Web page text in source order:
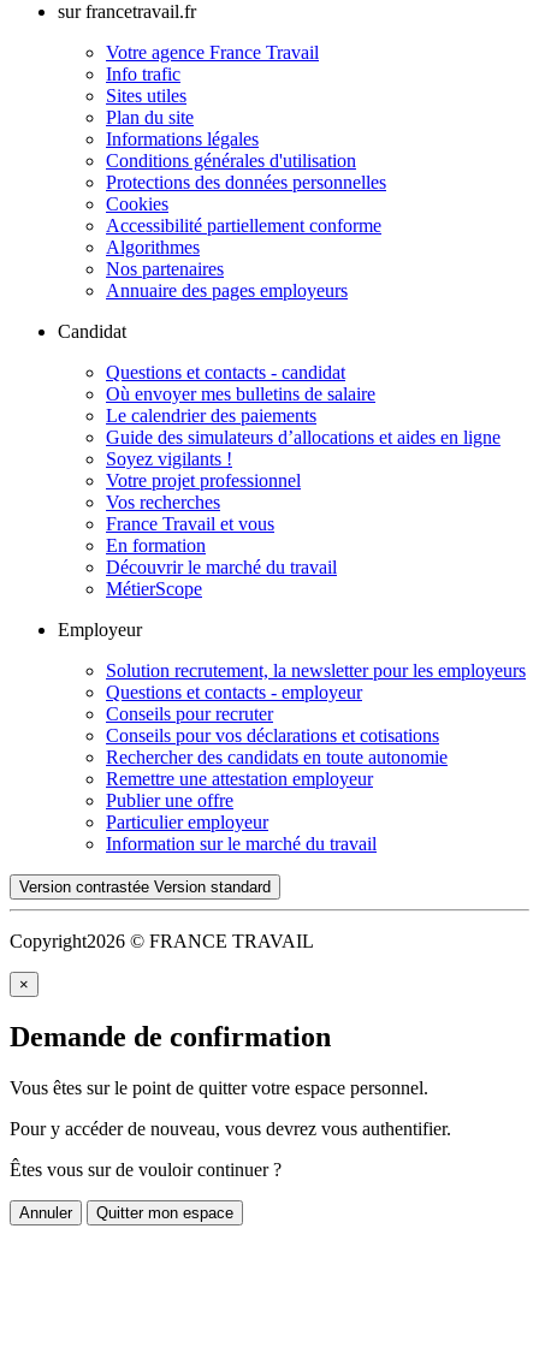
sur francetravail.fr
Votre agence France Travail
Info trafic
Sites utiles
Plan du site
Informations légales
Conditions générales d'utilisation
Protections des données personnelles
Cookies
Accessibilité partiellement conforme
Algorithmes
Nos partenaires
Annuaire des pages employeurs
Candidat
Questions et contacts - candidat
Où envoyer mes bulletins de salaire
Le calendrier des paiements
Guide des simulateurs d’allocations et aides en ligne
Soyez vigilants !
Votre projet professionnel
Vos recherches
France Travail et vous
En formation
Découvrir le marché du travail
MétierScope
Employeur
Solution recrutement, la newsletter pour les employeurs
Questions et contacts - employeur
Conseils pour recruter
Conseils pour vos déclarations et cotisations
Rechercher des candidats en toute autonomie
Remettre une attestation employeur
Publier une offre
Particulier employeur
Information sur le marché du travail
Version contrastée Version standard
Copyright2026 © FRANCE TRAVAIL
×
Demande de confirmation
Vous êtes sur le point de quitter votre espace personnel.
Pour y accéder de nouveau, vous devrez vous authentifier.
Êtes vous sur de vouloir continuer ?
Annuler Quitter mon espace